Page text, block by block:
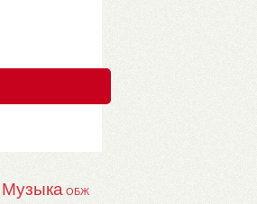
Музыка ОБЖ